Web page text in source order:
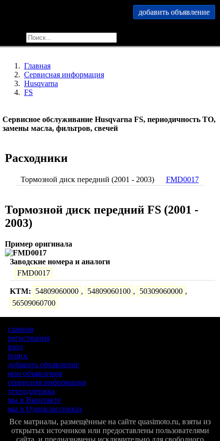
добавить объявление
Главная
Сервисная информация
Husqvarna
FS
Сервисное обслуживание Husqvarna FS, периодичность ТО,
замены масла, фильтров, свечей
Расходники
Тормозной диск передний (2001 - 2003) FMD0017
Тормозной диск передний FS (2001 -
2003)
Пример оригинала
Заводские номера и аналоги
FMD0017
KTM: 54809060000 , 54809060100 , 50309060000 ,
56509060700
главная
регистрация
вход
поиск
добавить объявление
мои объявления
сервисная информация
техподдержка
мы в Вконтакте
мы в Одноклассниках
Все матриалы, размещённые на сайте quasimoto.ru, взяты из
открытых источников или предоставлены пользователями